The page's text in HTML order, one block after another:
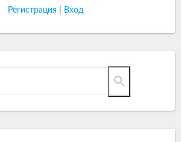
Регистрация
Вход